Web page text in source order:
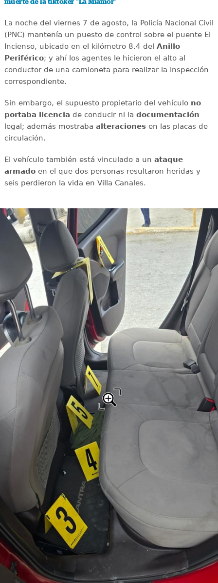
La noche del viernes 7 de agosto, la Policía Nacional Civil
(PNC) mantenía un puesto de control sobre el puente El
Incienso, ubicado en el kilómetro 8.4 del Anillo
Periférico; y ahí los agentes le hicieron el alto al
conductor de una camioneta para realizar la inspección
correspondiente.
Sin embargo, el supuesto propietario del vehículono
portaba licencia de conducir ni la documentación
legal; además mostraba alteracionesen las placas de
circulación.
El vehículo también está vinculado a un ataque
armado en el que dos personas resultaron heridas y
seis perdieron la vida en Villa Canales.